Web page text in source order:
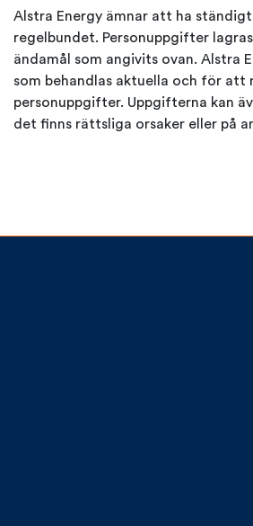
Alstra Energy ämnar att ha
regelbundet. Personuppgifter
ändamål som angivits ovan.
som behandlas aktuella och för
personuppgifter. Uppgifterna kan
det finns rättsliga orsaker eller på